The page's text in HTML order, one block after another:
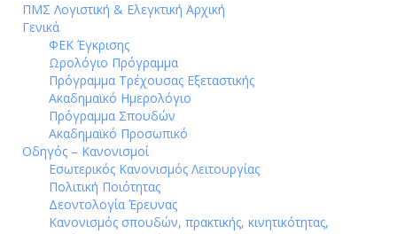
ΠΜΣ Λογιστική & Ελεγκτική Αρχική
Γενικά
ΦΕΚ Έγκρισης
Ωρολόγιο Πρόγραμμα
Πρόγραμμα Τρέχουσας Εξεταστικής
Ακαδημαϊκό Ημερολόγιο
Πρόγραμμα Σπουδών
Ακαδημαϊκό Προσωπικό
Οδηγός – Κανονισμοί
Εσωτερικός Κανονισμός Λειτουργίας
Πολιτική Ποιότητας
Δεοντολογία Έρευνας
Κανονισμός σπουδών, πρακτικής, κινητικότητας,